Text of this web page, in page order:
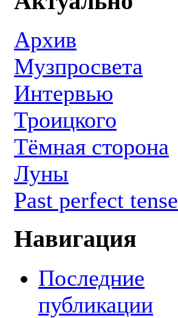
Архив
Музпросвета
Интервью
Троицкого
Тёмная сторона
Луны
Past perfect tense
Навигация
Последние
публикации